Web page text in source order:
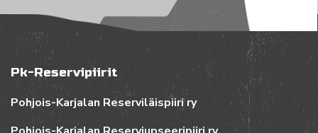
Pk-Reservipiirit
Pohjois-Karjalan Reserviläispiiri ry